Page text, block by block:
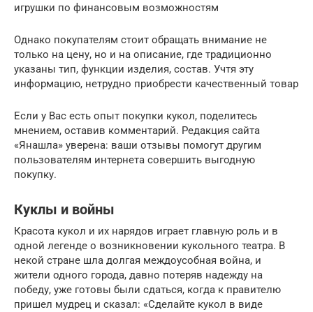
игрушки по финансовым возможностям
Однако покупателям стоит обращать внимание не
только на цену, но и на описание, где традиционно
указаны тип, функции изделия, состав. Учтя эту
информацию, нетрудно приобрести качественный товар
Если у Вас есть опыт покупки кукол, поделитесь
мнением, оставив комментарий. Редакция сайта
«Янашла» уверена: ваши отзывы помогут другим
пользователям интернета совершить выгодную
покупку.
Куклы и войны
Красота кукол и их нарядов играет главную роль и в
одной легенде о возникновении кукольного театра. В
некой стране шла долгая междоусобная война, и
жители одного города, давно потеряв надежду на
победу, уже готовы были сдаться, когда к правителю
пришел мудрец и сказал: «Сделайте кукол в виде